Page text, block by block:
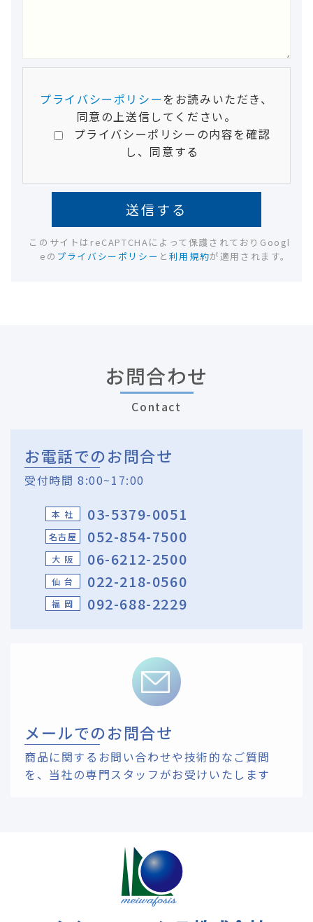
プライバシーポリシーをお読みいただき、
同意の上送信してください。
プライバシーポリシーの内容を確認
し、同意する
このサイトはreCAPTCHAによって保護されておりGoogl
eの プライバシーポリシー と 利用規約が適用されます。
お問合わせ
Contact
お電話でのお問合せ
受付時間 8:00~17:00
本 社 03-5379-0051
名古屋 052-854-7500
大 阪 06-6212-2500
仙 台 022-218-0560
福 岡 092-688-2229
メールでのお問合せ
商品に関するお問い合わせや技術的なご質問
を、 当社の専門スタッフがお受けいたします